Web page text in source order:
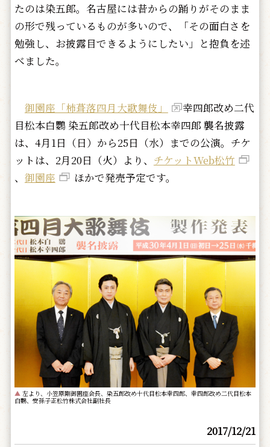
たのは染五郎。名古屋には昔からの踊りがそのまま
の形で残っているものが多いので、「その面白さを
勉強し、お披露目できるようにしたい」と抱負を述
べました。
御園座「柿葺落四月大歌舞伎」
幸四郎改め二代
目松本白鸚 染五郎改め十代目松本幸四郎 襲名披露
は、4月1日（日）から25日（水）までの公演。チケ
ットは、2月20日（火）より、 チケットWeb松竹
、 御園座 ほかで発売予定です。
▲左より、小笠原剛御園座会長、染五郎改め十代目松本幸四郎、幸四郎改め二代目松本
白鸚、安孫子正松竹株式会社副社長
2017/12/21